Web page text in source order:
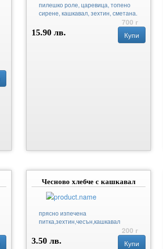
пилешко роле, царевица, топено
сирене, кашкавал, зехтин, сметана.
700 г
15.90 лв.
Купи
Чесново хлебче с кашкавал
прясно изпечена
питка,зехтин,чесън,кашкавал
200 г
3.50 лв.
Купи